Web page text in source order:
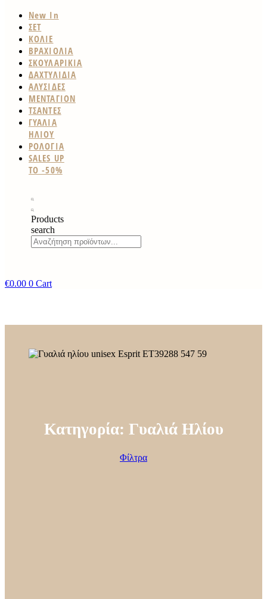
New In
ΣΕΤ
ΚΟΛΙΕ
ΒΡΑΧΙΟΛΙΑ
ΣΚΟΥΛΑΡΙΚΙΑ
ΔΑΧΤΥΛΙΔΙΑ
ΑΛΥΣΙΔΕΣ
ΜΕΝΤΑΓΙΟΝ
ΤΣΑΝΤΕΣ
ΓΥΑΛΙΑ
ΗΛΙΟΥ
ΡΟΛΟΓΙΑ
SALES UP
TO -50%
Products
search
€0.00 0 Cart
Κατηγορία: Γυαλιά Ηλίου
Φίλτρα